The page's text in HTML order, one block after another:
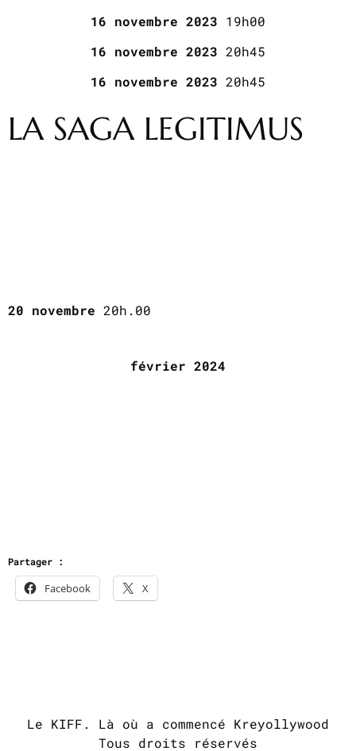
16 novembre 2023 19h00
16 novembre 2023 20h45
16 novembre 2023 20h45
LA SAGA LEGITIMUS
20 novembre 20h.00
février 2024
Partager :
Facebook X
Le KIFF. Là où a commencé Kreyollywood
Tous droits réservés